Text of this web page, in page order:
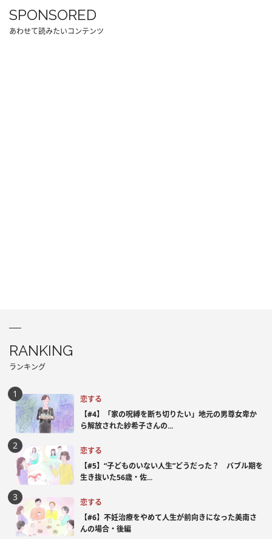
SPONSORED
あわせて読みたいコンテンツ
RANKING
ランキング
恋する
【#4】「家の呪縛を断ち切りたい」地元の男尊女卑か
ら解放された紗希子さんの...
恋する
【#5】“子どものいない人生”どうだった？ バブル期を
生き抜いた56歳・佐...
恋する
【#6】不妊治療をやめて人生が前向きになった美南さ
んの場合・後編